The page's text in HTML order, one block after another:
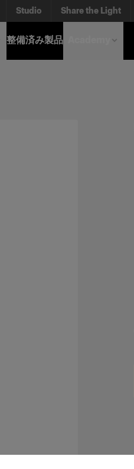
Studio Share the Light
整備済み製品